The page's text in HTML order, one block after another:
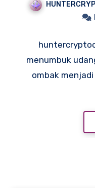
menumbuk
ombak